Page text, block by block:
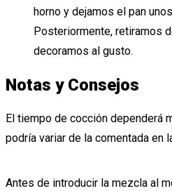
horno y dejamos el pan
Posteriormente, retiramos
decoramos al gusto.
Notas y Consejos
El tiempo de cocción dependerá
podría variar de la comentada en
Antes de introducir la mezcla al